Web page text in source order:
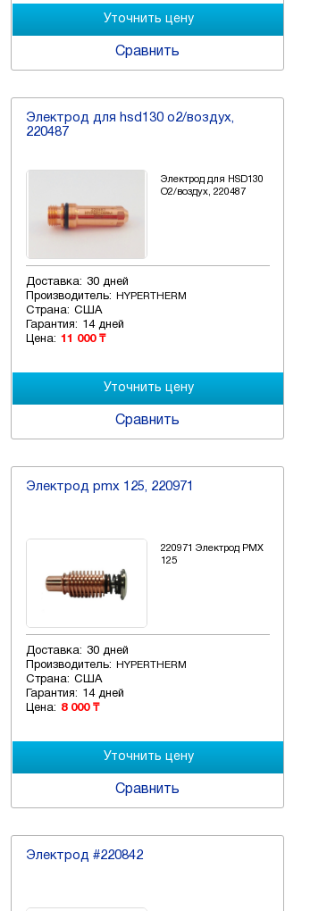
Сравнить
Электрод для hsd130 o2/воздух,
220487
Электрод для HSD130
O2/воздух, 220487
Доставка: 30 дней
Производитель:
HYPERTHERM
Страна: США
Гарантия: 14 дней
Цена: 11 000 ₸
Сравнить
Электрод pmx 125, 220971
220971 Электрод PMX
125
Доставка: 30 дней
Производитель:
HYPERTHERM
Страна: США
Гарантия: 14 дней
Цена: 8 000 ₸
Сравнить
Электрод #220842